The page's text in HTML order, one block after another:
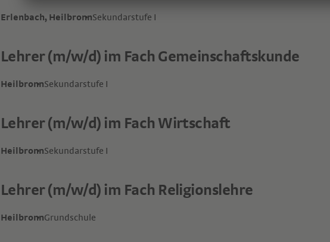
Erlenbach, HeilbronnSekundarstufe I
Lehrer (m/w/d) im Fach Gemeinschaftskunde
HeilbronnSekundarstufe I
Lehrer (m/w/d) im Fach Wirtschaft
HeilbronnSekundarstufe I
Lehrer (m/w/d) im Fach Religionslehre
HeilbronnGrundschule